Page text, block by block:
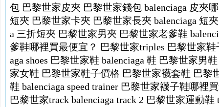
包 巴黎世家皮夾 巴黎世家錢包 balenciaga 皮夾
短夾 巴黎世家卡夾 巴黎世家長夾 balenciaga 短夾
a 三折短夾 巴黎世家男夾 巴黎世家老爹鞋
爹鞋哪裡買最便宜？ 巴黎世家triples 巴黎世家鞋
aga shoes 巴黎世家鞋 balenciaga 鞋 巴黎世家男鞋
家女鞋 巴黎世家鞋子價格 巴黎世家襪套鞋 巴黎
鞋 balenciaga speed trainer 巴黎世家襪子鞋哪裡
巴黎世家track balenciaga track 2 巴黎世家運動鞋